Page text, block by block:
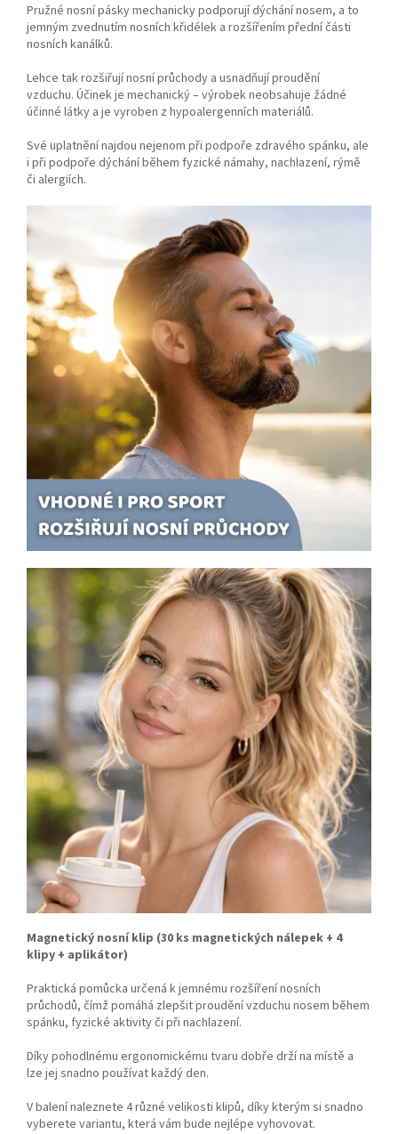
Pružné nosní pásky mechanicky podporují dýchání nosem, a to
jemným zvednutím nosních křidélek a rozšířením přední části
nosních kanálků.
Lehce tak rozšiřují nosní průchody a usnadňují proudění
vzduchu. Účinek je mechanický – výrobek neobsahuje žádné
účinné látky a je vyroben z hypoalergenních materiálů.
Své uplatnění najdou nejenom při podpoře zdravého spánku, ale
i při podpoře dýchání během fyzické námahy, nachlazení, rýmě
či alergiích.
Magnetický nosní klip (30 ks magnetických nálepek + 4
klipy + aplikátor)
Praktická pomůcka určená k jemnému rozšíření nosních
průchodů, čímž pomáhá zlepšit proudění vzduchu nosem během
spánku, fyzické aktivity či při nachlazení.
Díky pohodlnému ergonomickému tvaru dobře drží na místě a
lze jej snadno používat každý den.
V balení naleznete 4 různé velikosti klipů, díky kterým si snadno
vyberete variantu, která vám bude nejlépe vyhovovat.